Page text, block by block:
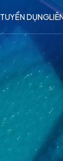
TUYỂN DỤNG